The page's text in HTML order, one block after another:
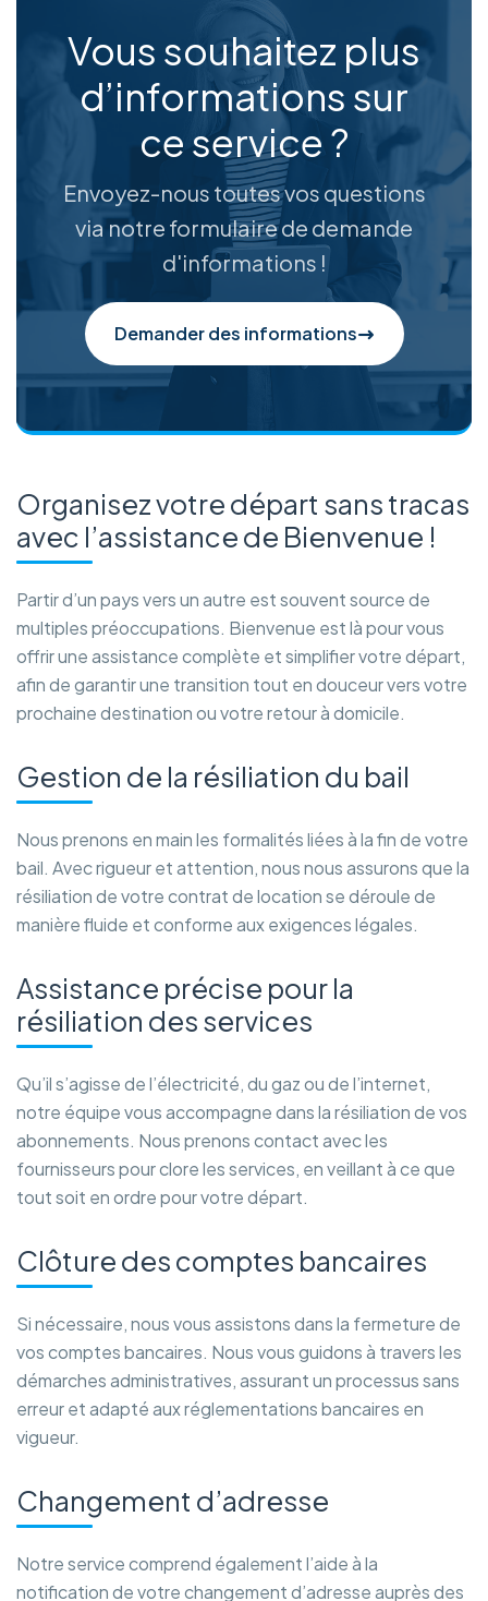
Vous souhaitez plus
d’informations sur
ce service ?
Envoyez-nous toutes vos questions
via notre formulaire de demande
d'informations !
Demander des informations
Organisez votre départ sans tracas
avec l’assistance de Bienvenue !
Partir d’un pays vers un autre est souvent source de
multiples préoccupations. Bienvenue est là pour vous
offrir une assistance complète et simplifier votre départ,
afin de garantir une transition tout en douceur vers votre
prochaine destination ou votre retour à domicile.
Gestion de la résiliation du bail
Nous prenons en main les formalités liées à la fin de votre
bail. Avec rigueur et attention, nous nous assurons que la
résiliation de votre contrat de location se déroule de
manière fluide et conforme aux exigences légales.
Assistance précise pour la
résiliation des services
Qu’il s’agisse de l’électricité, du gaz ou de l’internet,
notre équipe vous accompagne dans la résiliation de vos
abonnements. Nous prenons contact avec les
fournisseurs pour clore les services, en veillant à ce que
tout soit en ordre pour votre départ.
Clôture des comptes bancaires
Si nécessaire, nous vous assistons dans la fermeture de
vos comptes bancaires. Nous vous guidons à travers les
démarches administratives, assurant un processus sans
erreur et adapté aux réglementations bancaires en
vigueur.
Changement d’adresse
Notre service comprend également l’aide à la
notification de votre changement d’adresse auprès des